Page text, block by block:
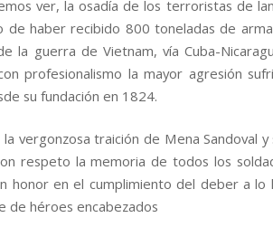
ver, la osadía de los terroristas de
de haber recibido 800 toneladas de
la guerra de Vietnam, vía Cuba-
profesionalismo la mayor agresión
su fundación en 1824.
vergonzosa traición de Mena Sandoval y
respeto la memoria de todos los
honor en el cumplimiento del deber a
de héroes encabezados